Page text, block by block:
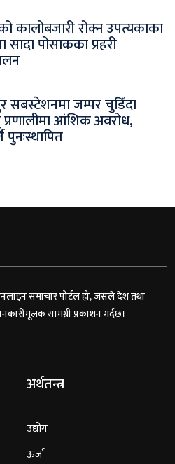
कालोबजारी रोक्न उपत्यकाका
सादा पोसाकका प्रहरी
सबस्टेशनमा जम्पर चुडिँदा
प्रणालीमा आंशिक अवरोध,
पुनःस्थापित
समाचार पोर्टल हो, जसले देश तथा
सामग्री प्रकाशन गर्दछ।
अर्थतन्त्र
उद्योग
ऊर्जा